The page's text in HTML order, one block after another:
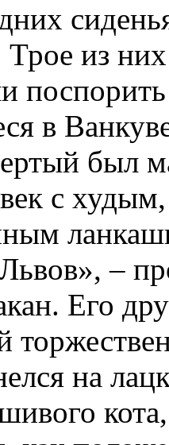
Трое из
в
был
с
–
Его
на